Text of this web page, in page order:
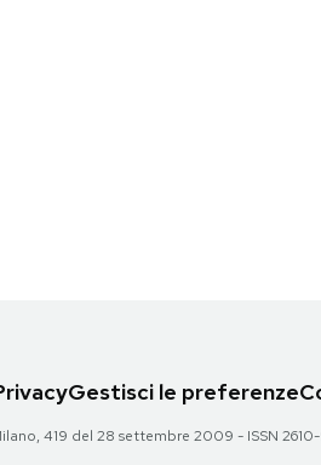
Gestisci le preferenze
419 del 28 settembre 2009 - ISSN